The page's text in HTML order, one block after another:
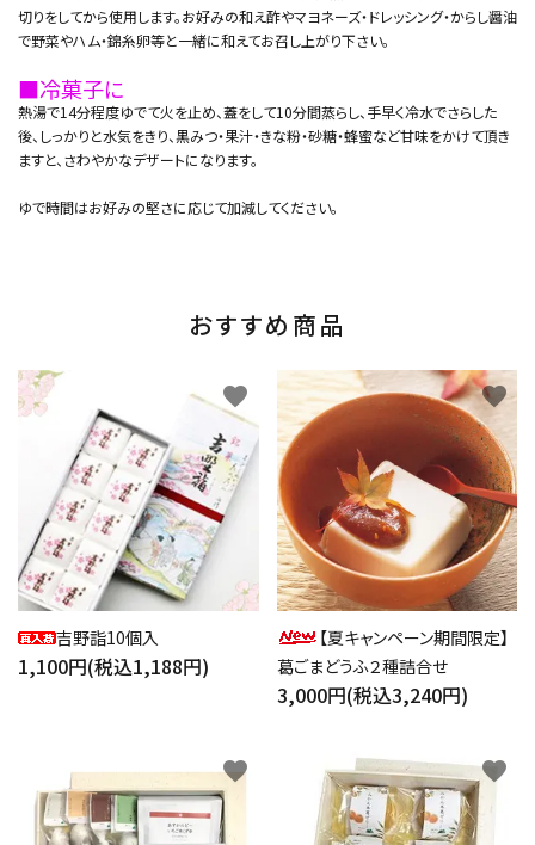
切りをしてから使用します。お好みの和え酢やマヨネーズ・ドレッシング・からし醤油
で野菜やハム・錦糸卵等と一緒に和えてお召し上がり下さい。
■冷菓子に
熱湯で14分程度ゆでて火を止め、蓋をして10分間蒸らし、手早く冷水でさらした
後、しっかりと水気をきり、黒みつ・果汁・きな粉・砂糖・蜂蜜など甘味をかけて頂き
ますと、さわやかなデザートになります。
ゆで時間はお好みの堅さに応じて加減してください。
おすすめ商品
吉野詣10個入
1,100円(税込1,188円)
favorite
【夏キャンペーン期間限定】
葛ごまどうふ２種詰合せ
3,000円(税込3,240円)
favorite
favorite favorite